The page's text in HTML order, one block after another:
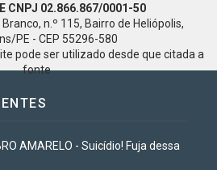
CNPJ 02.866.867/0001-50
n.º 115, Bairro de Heliópolis,
PE - CEP 55296-580
pode ser utilizado desde que citada a
fonte
AMARELO - Suicídio! Fuja dessa